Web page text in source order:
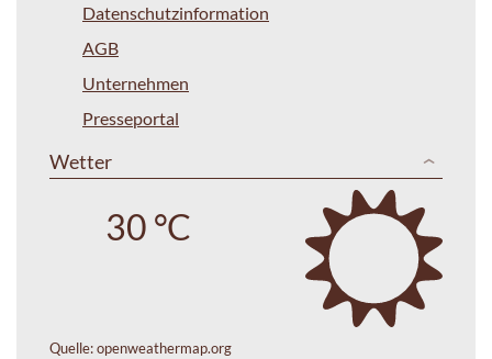
Datenschutzinformation
AGB
Unternehmen
Presseportal
Wetter
30 °C
Quelle:openweathermap.org